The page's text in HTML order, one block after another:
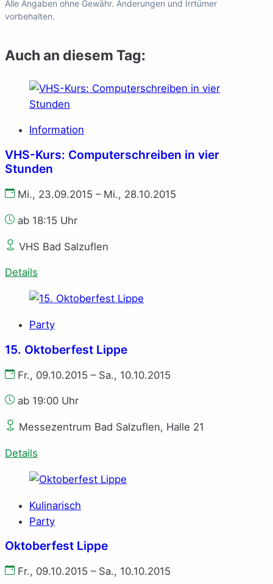
Alle Angaben ohne Gewähr. Änderungen und Irrtümer
vorbehalten.
Auch an diesem Tag:
Information
VHS-Kurs: Computerschreiben in vier
Stunden
Mi., 23.09.2015 – Mi., 28.10.2015
ab 18:15 Uhr
VHS Bad Salzuflen
Details
Party
15. Oktoberfest Lippe
Fr., 09.10.2015 – Sa., 10.10.2015
ab 19:00 Uhr
Messezentrum Bad Salzuflen, Halle 21
Details
Kulinarisch
Party
Oktoberfest Lippe
Fr., 09.10.2015 – Sa., 10.10.2015